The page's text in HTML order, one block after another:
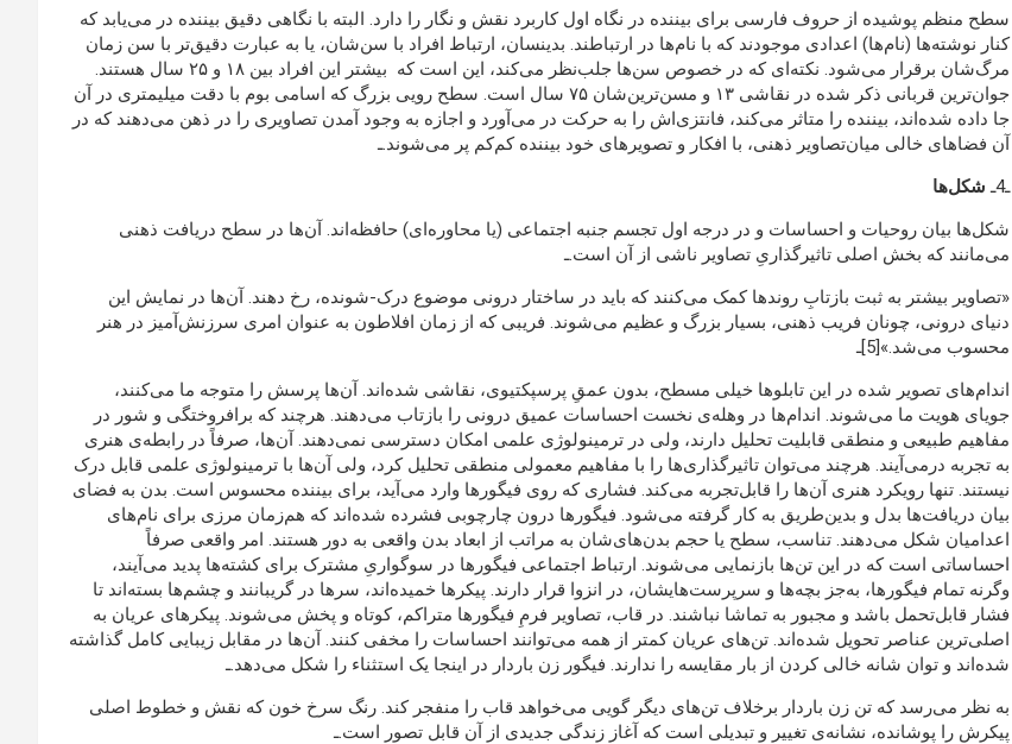
سطح منظم پوشیده از حروف فارسی برای بیننده در نگاه اول کاربرد نقش و نگار را دارد. البته با نگاهی دقیق بیننده در می‌یابد که
کنار نوشته‌ها (نام‌ها)‌ اعدادی موجودند که با نام‌ها در ارتباطند. بدینسان، ارتباط افراد با سن‌شان، یا به عبارت دقیق‌تر با سن زمان
مرگ‌شان برقرار می‌شود. نکته‌ای که در خصوص سن‌ها جلب‌نظر می‌کند، این است که بیشتر این افراد بین ۱۸ و ۲۵ سال هستند.
جوان‌ترین قربانی ذکر شده در نقاشی ۱۳ و مسن‌ترین‌شان ۷۵ سال است. سطح رویی بزرگ که اسامی بوم با دقت میلیمتری در آن
جا داده شده‌اند، بیننده را متاثر می‌کند، فانتزی‌اش را به حرکت در می‌آورد و اجازه به وجود آمدن تصاویری را در ذهن می‌دهند که در
آن فضاهای خالی میان‌تصاویر ذهنی، با افکار و تصویرهای خود بیننده کم‌کم پر می‌شوند.ـ
ـ4ـ
شکلها
شکل‌ها بیان روحیات و احساسات و در درجه اول تجسم جنبه اجتماعی (یا محاوره‌ای) حافظه‌اند. آن‌ها در سطح دریافت ذهنی
می‌مانند که بخش اصلی تاثیرگذاریِ تصاویر ناشی از آن است.ـ
«تصاویر بیشتر به ثبت بازتابِ روندها کمک می‌کنند که باید در ساختار درونی موضوع درک-شونده، رخ دهند. آن‌ها در نمایش این
دنیای درونی، چونان فریب ذهنی، بسیار بزرگ و عظیم می‌شوند. فریبی که از زمان افلاطون به عنوان امری سرزنش‌آمیز در هنر
محسوب می‌شد.»[5]ـ
اندام‌های تصویر شده در این تابلوها خیلی مسطح، بدون عمقِ پرسپکتیوی، نقاشی شده‌اند‌. آن‌ها پرسش را متوجه ما می‌کنند،
جویای هویت ما می‌شوند. اندام‌ها در وهله‌ی نخست احساسات عمیق درونی را بازتاب می‌دهند. هرچند که برافروختگی و شور در
مفاهیم طبیعی و منطقی قابلیت تحلیل دارند، ولی در ترمینولوژی علمی امکان دسترسی نمی‌دهند. آن‌ها، صرفاً در رابطه‌ی هنری
به تجربه درمی‌آیند. هرچند می‌توان تاثیرگذاری‌ها را با مفاهیم معمولی منطقی تحلیل کرد، ولی آن‌ها با ترمینولوژی علمی قابل درک
نیستند. تنها رویکرد هنری آن‌ها را قابل‌تجربه می‌کند. فشاری که روی فیگورها وارد می‌آید، برای بیننده محسوس است. بدن به فضای
بیان دریافت‌ها بدل و بدین‌طریق به کار گرفته می‌شود. فیگورها درون چارچوبی فشرده شده‌اند که هم‌زمان مرزی برای نام‌های
اعدامیان شکل می‌دهند. تناسب، سطح یا حجم بدن‌های‌شان به مراتب از ابعاد بدن واقعی به دور هستند. امر واقعی صرفاً
احساساتی است که در این تن‌ها بازنمایی می‌شوند. ارتباط اجتماعی فیگورها در سوگواریِ مشترک برای کشته‌ها پدید می‌آیند،
وگرنه تمام فیگورها، به‌جز بچه‌ها و سرپرست‌هایشان، در انزوا قرار دارند. پیکرها خمیده‌اند، سرها در گریبانند و چشم‌ها بسته‌اند تا
فشار قابل‌تحمل باشد و مجبور به تماشا نباشند. در قاب، تصاویر فرمِ فیگورها متراکم، کوتاه و پخش می‌شوند. پیکرهای عریان به
اصلی‌ترین عناصر تحویل شده‌اند. تن‌های عریان کمتر از همه می‌توانند احساسات را مخفی کنند. آن‌ها در مقابل زیبایی کامل گذاشته
شده‌اند و توان شانه خالی کردن از بار مقایسه را ندارند. فیگور زن باردار در اینجا یک استثناء را شکل می‌دهد.ـ
به نظر می‌رسد که تن زن باردار برخلاف تن‌های دیگر گویی می‌خواهد قاب را منفجر کند. رنگ سرخ خون که نقش و خطوط اصلی
پیکرش را پوشانده، نشانه‌ی تغییر و تبدیلی است که آغاز زندگی جدیدی از آن قابل تصور است.ـ